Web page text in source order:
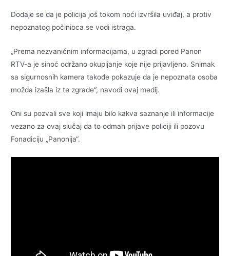
Dodaje se da je policija još tokom noći izvršila uviđaj, a protiv
nepoznatog počinioca se vodi istraga.
„Prema nezvaničnim informacijama, u zgradi pored Panon
RTV-a je sinoć održano okupljanje koje nije prijavljeno. Snimak
sa sigurnosnih kamera takođe pokazuje da je nepoznata osoba
možda izašla iz te zgrade“, navodi ovaj medij.
Oni su pozvali sve koji imaju bilo kakva saznanje ili informacije
vezano za ovaj slučaj da to odmah prijave policiji ili pozovu
Fonadiciju „Panonija“.